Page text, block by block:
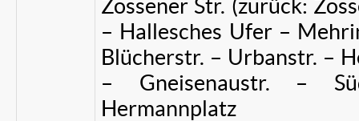
Zossener Str. (zurück:
– Hallesches Ufer –
Blücherstr. – Urbanstr. –
– Gneisenaustr. –
Hermannplatz